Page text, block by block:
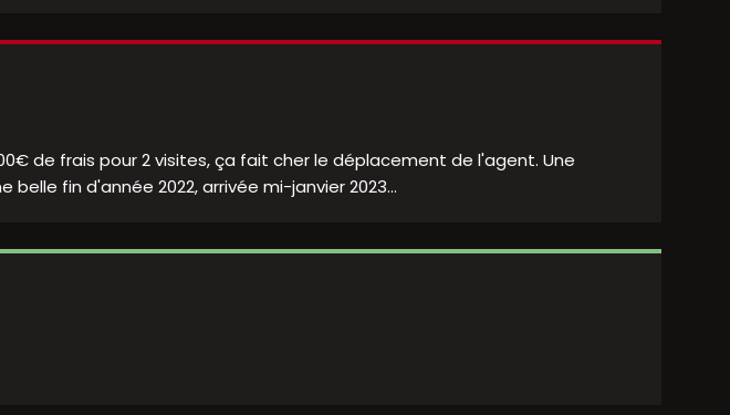
de frais pour 2 visites, ça fait cher le déplacement de l'agent. Une
fin d'année 2022, arrivée mi-janvier 2023...